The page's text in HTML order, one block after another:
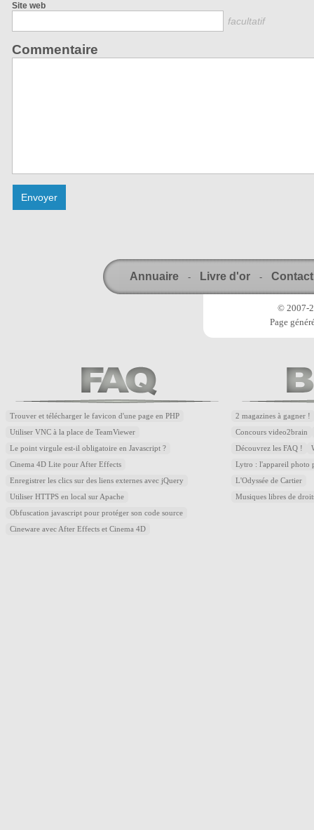
Site web
facultatif
Commentaire
Annuaire - Livre d'or - Contact
© 2007-
Page
Trouver et télécharger le favicon d'une page en PHP
Utiliser VNC à la place de TeamViewer
Le point virgule est-il obligatoire en Javascript ?
Cinema 4D Lite pour After Effects
Enregistrer les clics sur des liens externes avec jQuery
Utiliser HTTPS en local sur Apache
Obfuscation javascript pour protéger son code source
Cineware avec After Effects et Cinema 4D
2 magazines à gagner !
Concours video2brain
Découvrez les FAQ !
Lytro : l'appareil photo
L'Odyssée de Cartier
Musiques libres de